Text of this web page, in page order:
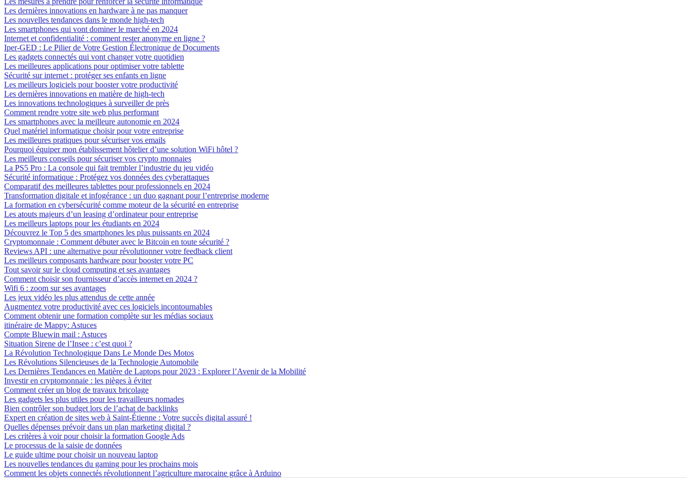
Les dernières innovations en hardware à ne pas manquer
Les nouvelles tendances dans le monde high-tech
Les smartphones qui vont dominer le marché en 2024
Internet et confidentialité : comment rester anonyme en ligne ?
Iper-GED : Le Pilier de Votre Gestion Électronique de Documents
Les gadgets connectés qui vont changer votre quotidien
Les meilleures applications pour optimiser votre tablette
Sécurité sur internet : protéger ses enfants en ligne
Les meilleurs logiciels pour booster votre productivité
Les dernières innovations en matière de high-tech
Les innovations technologiques à surveiller de près
Comment rendre votre site web plus performant
Les smartphones avec la meilleure autonomie en 2024
Quel matériel informatique choisir pour votre entreprise
Les meilleures pratiques pour sécuriser vos emails
Pourquoi équiper mon établissement hôtelier d’une solution WiFi hôtel ?
Les meilleurs conseils pour sécuriser vos crypto monnaies
La PS5 Pro : La console qui fait trembler l’industrie du jeu vidéo
Sécurité informatique : Protégez vos données des cyberattaques
Comparatif des meilleures tablettes pour professionnels en 2024
Transformation digitale et infogérance : un duo gagnant pour l’entreprise moderne
La formation en cybersécurité comme moteur de la sécurité en entreprise
Les atouts majeurs d’un leasing d’ordinateur pour entreprise
Les meilleurs laptops pour les étudiants en 2024
Découvrez le Top 5 des smartphones les plus puissants en 2024
Cryptomonnaie : Comment débuter avec le Bitcoin en toute sécurité ?
Reviews API : une alternative pour révolutionner votre feedback client
Les meilleurs composants hardware pour booster votre PC
Tout savoir sur le cloud computing et ses avantages
Comment choisir son fournisseur d’accès internet en 2024 ?
Wifi 6 : zoom sur ses avantages
Les jeux vidéo les plus attendus de cette année
Augmentez votre productivité avec ces logiciels incontournables
Comment obtenir une formation complète sur les médias sociaux
itinéraire de Mappy: Astuces
Compte Bluewin mail : Astuces
Situation Sirene de l’Insee : c’est quoi ?
La Révolution Technologique Dans Le Monde Des Motos
Les Révolutions Silencieuses de la Technologie Automobile
Les Dernières Tendances en Matière de Laptops pour 2023 : Explorer l’Avenir de la Mobilité
Investir en cryptomonnaie : les pièges à éviter
Comment créer un blog de travaux bricolage
Les gadgets les plus utiles pour les travailleurs nomades
Bien contrôler son budget lors de l’achat de backlinks
Expert en création de sites web à Saint-Étienne : Votre succès digital assuré !
Quelles dépenses prévoir dans un plan marketing digital ?
Les critères à voir pour choisir la formation Google Ads
Le processus de la saisie de données
Le guide ultime pour choisir un nouveau laptop
Les nouvelles tendances du gaming pour les prochains mois
Comment les objets connectés révolutionnent l’agriculture marocaine grâce à Arduino